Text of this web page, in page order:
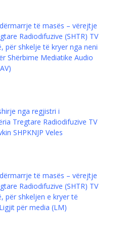
të masës – vërejtje
Radiodifuzive (SHTR) ТV
për shkelje të kryer nga neni
Shërbime Mediatike Audio
nga regjistri i
Tregtare Radiodifuzive TV
SHPKNJP Veles
të masës – vërejtje
Radiodifuzive (SHTR) ТV
për shkeljen e kryer të
për media (LМ)